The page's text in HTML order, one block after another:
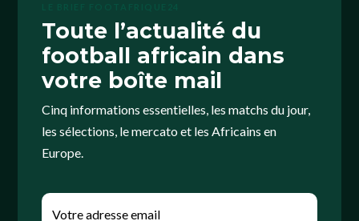
Toute l’actualité du
football africain dans
votre boîte mail
Cinq informations essentielles, les matchs du jour,
les sélections, le mercato et les Africains en
Europe.